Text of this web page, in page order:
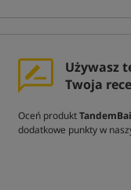
Używasz
Twoja
Oceń produkt
dodatkowe punkty w